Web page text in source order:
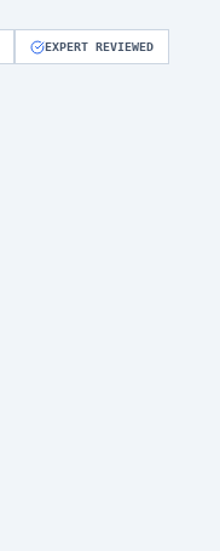
EXPERT REVIEWED